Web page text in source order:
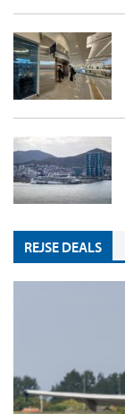
REJSE DEALS